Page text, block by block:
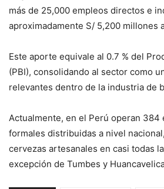
más de 25,000 empleos directos e
aproximadamente S/ 5,200 millones
Este aporte equivale al 0.7 % del
(PBI), consolidando al sector como
relevantes dentro de la industria de
Actualmente, en el Perú operan 384
formales distribuidas a nivel
cervezas artesanales en casi todas
excepción de Tumbes y